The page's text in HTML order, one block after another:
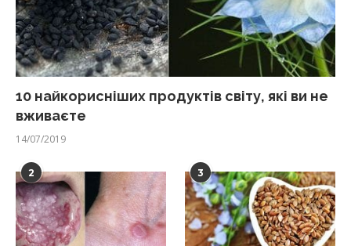
10 найкорисніших продуктів світу, які ви не
вживаєте
14/07/2019
2 3